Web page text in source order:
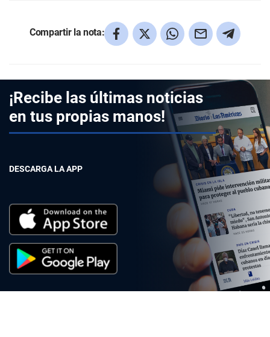
Compartir la nota:
¡Recibe las últimas noticias
en tus propias manos!
DESCARGA LA APP